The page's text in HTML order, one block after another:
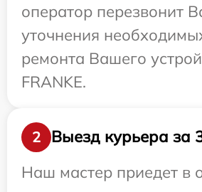
оператор перезвонит
уточнения
ремонта Вашего
FRANKE.
2
Выезд курьера за
Наш мастер приедет в